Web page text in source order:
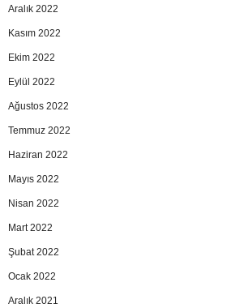
Aralık 2022
Kasım 2022
Ekim 2022
Eylül 2022
Ağustos 2022
Temmuz 2022
Haziran 2022
Mayıs 2022
Nisan 2022
Mart 2022
Şubat 2022
Ocak 2022
Aralık 2021